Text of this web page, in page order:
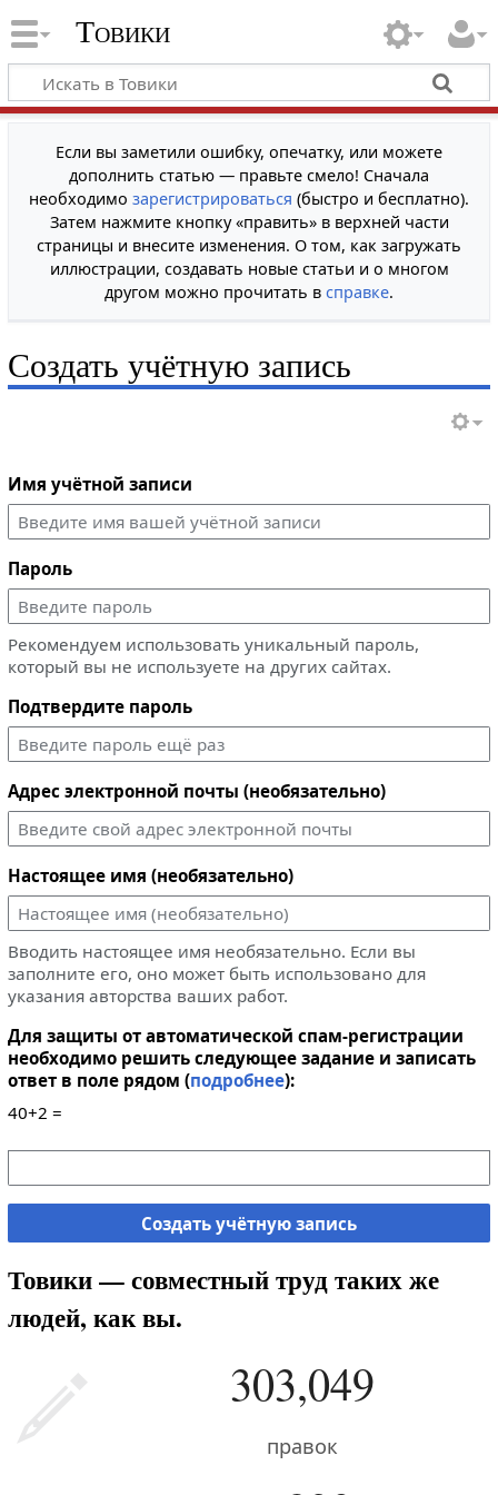
Товики
Если вы заметили ошибку, опечатку, или можете
дополнить статью — правьте смело! Сначала
необходимо зарегистрироваться (быстро и бесплатно).
Затем нажмите кнопку «править» в верхней части
страницы и внесите изменения. О том, как загружать
иллюстрации, создавать новые статьи и о многом
другом можно прочитать в справке.
Создать учётную запись
Имя учётной записи
Пароль
Рекомендуем использовать уникальный пароль,
который вы не используете на других сайтах.
Подтвердите пароль
Адрес электронной почты (необязательно)
Настоящее имя (необязательно)
Вводить настоящее имя необязательно. Если вы
заполните его, оно может быть использовано для
указания авторства ваших работ.
Для защиты от автоматической спам-регистрации
необходимо решить следующее задание и записать
ответ в поле рядом (подробнее):
40+2 =
Создать учётную запись
Товики — совместный труд таких же
людей, как вы.
303,049
правок